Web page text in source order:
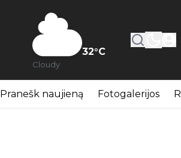
32°C
Cloudy
Pranešk naujieną Fotogalerijos